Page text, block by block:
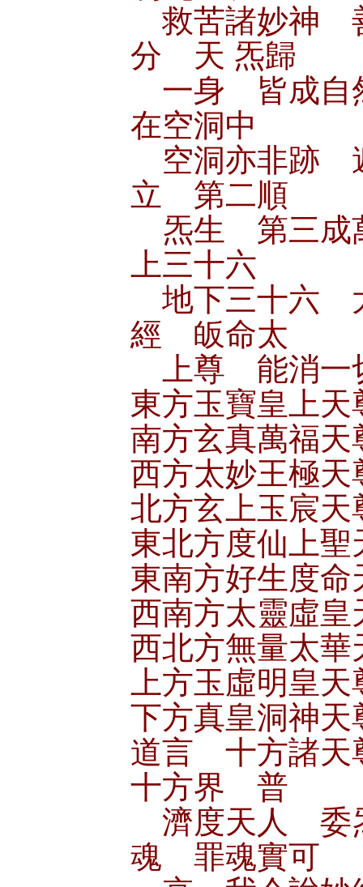
救苦諸妙神
分 天 炁歸
一身 皆成自
在空洞中
空洞亦非跡
立 第二順
炁生 第三成
上三十六
地下三十六
經 皈命太
上尊 能消一
東方玉寶皇上天
南方玄真萬福天
西方太妙王極天
北方玄上玉宸天
東北方度仙上聖
東南方好生度命
西南方太靈虛皇
西北方無量太華
上方玉虛明皇天
下方真皇洞神天
道言 十方諸
十方界 普
濟度天人 委
魂 罪魂實可